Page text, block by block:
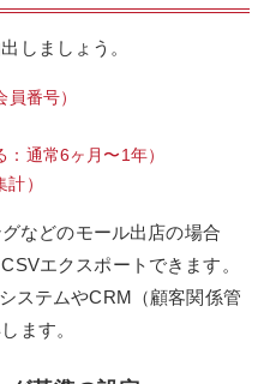
しましょう。
番号）
通常6ヶ月〜1年）
）
などのモール出店の場合
エクスポートできます。
ステムやCRM（顧客関係管
ます。